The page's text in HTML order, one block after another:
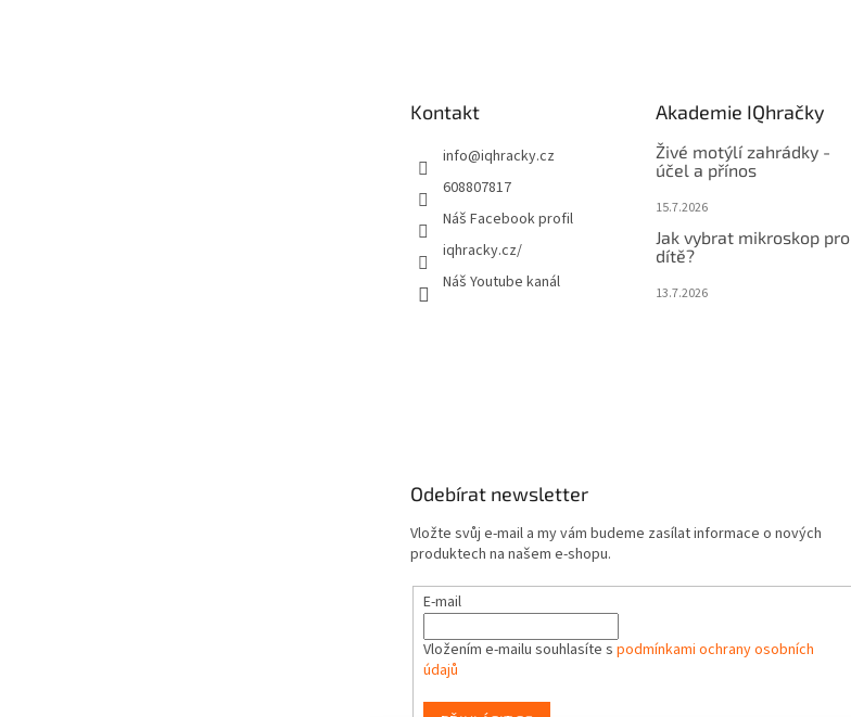
Kontakt
info@iqhracky.cz
608807817
Náš Facebook profil
iqhracky.cz/
Náš Youtube kanál
Akademie IQhračky
Živé motýlí zahrádky -
účel a přínos
15.7.2026
Jak vybrat mikroskop pro
dítě?
13.7.2026
Odebírat newsletter
Vložte svůj e-mail a my vám budeme zasílat informace o nových
produktech na našem e-shopu.
E-mail
Vložením e-mailu souhlasíte s podmínkami ochrany osobních
údajů